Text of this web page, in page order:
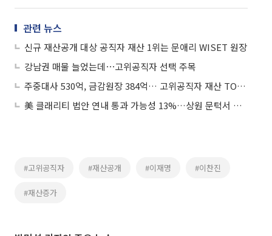
관련 뉴스
신규 재산공개 대상 공직자 재산 1위는 문애리 WISET 원장
강남권 매물 늘었는데⋯고위공직자 선택 주목
주중대사 530억, 금감원장 384억… 고위공직자 재산 TOP 5
美 클래리티 법안 연내 통과 가능성 13%…상원 문턱서 제동
#고위공직자 #재산공개 #이재명 #이찬진
#재산증가